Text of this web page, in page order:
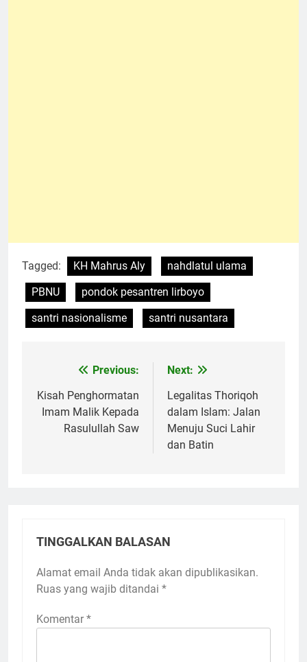
Tagged: KH Mahrus Aly
nahdlatul ulama
PBNU
pondok pesantren lirboyo
santri nasionalisme
santri nusantara
Navigasi
pos
Previous:
Kisah Penghormatan
Imam Malik Kepada
Rasulullah Saw
Next:
Legalitas Thoriqoh
dalam Islam: Jalan
Menuju Suci Lahir
dan Batin
TINGGALKAN BALASAN
Alamat email Anda tidak akan dipublikasikan.
Ruas yang wajib ditandai *
Komentar *